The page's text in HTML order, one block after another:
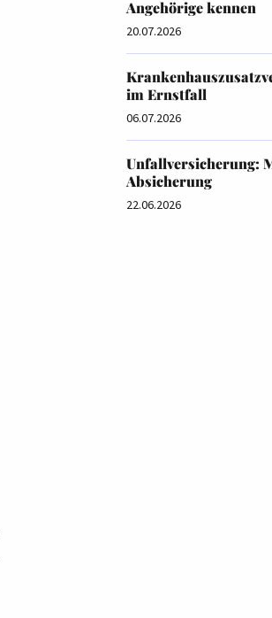
Angehörige kennen
20.07.2026
im Ernstfall
06.07.2026
Unfallversicherung:
Absicherung
22.06.2026